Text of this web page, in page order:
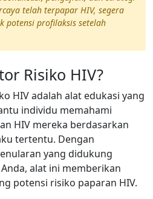
telah terpapar HIV, segera
potensi profilaksis setelah
Risiko HIV?
HIV adalah alat edukasi yang
individu memahami
HIV mereka berdasarkan
tertentu. Dengan
yang didukung
alat ini memberikan
potensi risiko paparan HIV.